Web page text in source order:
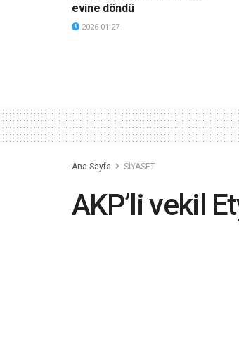
evine döndü
2026-01-27
Ana Sayfa SİYASET
AKP’li vekil